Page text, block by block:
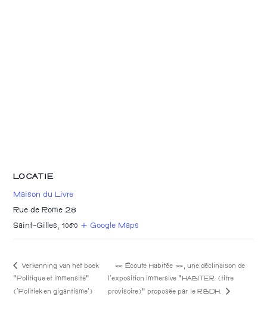
LOCATIE
Maison du Livre
Rue de Rome 28
Saint-Gilles 1060 + Google Maps
Verkenning van het boek
“Politique et immensité”
(‘Politiek en gigantisme’)
« Écoute Habitée », une déclinaison de
l’exposition immersive “HABITER. (titre
provisoire)” proposée par le RBDH.